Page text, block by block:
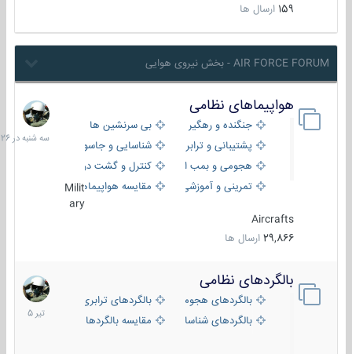
159 ارسال ها
AIR FORCE FORUM - بخش نیروی هوایی
هواپیماهای نظامی
جنگنده و رهگیر
بی سرنشین ها
پشتیبانی و ترابری
شناسایی و جاسوسی
هجومی و بمب افکن
کنترل و گشت دریایی
تمرینی و آموزشی
مقایسه هواپیماهاMilit
ary
Aircrafts
29,866 ارسال ها
سه
شنبه
در
بالگردهای نظامی
بالگردهای هجومی
بالگردهای ترابری
بالگردهای شناسایی
مقایسه بالگردها
22
تیر
1405